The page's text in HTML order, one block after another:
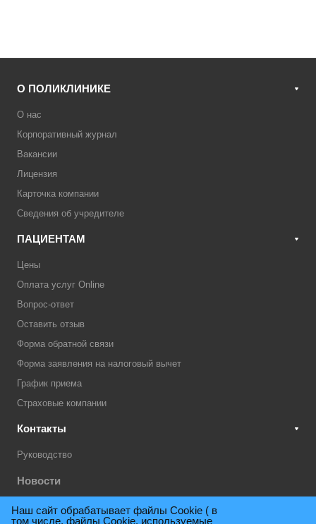
О ПОЛИКЛИНИКЕ
О нас
Корпоративный журнал
Вакансии
Лицензия
Карточка компании
Сведения об учредителе
ПАЦИЕНТАМ
Цены
Оплата услуг Online
Вопрос-ответ
Оставить отзыв
Форма обратной связи
Форма заявления на налоговый вычет
График приема
Страховые компании
Контакты
Руководство
Новости
Наш сайт обрабатывает файлы Cookie ( в
том числе, файлы Cookie, используемые